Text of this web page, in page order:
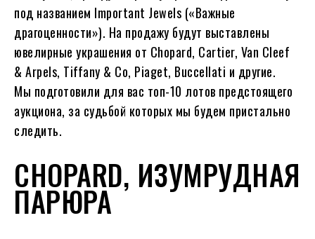
под названием Important Jewels («Важные
драгоценности»). На продажу будут выставлены
ювелирные украшения от Chopard, Cartier, Van Cleef
& Arpels, Tiffany & Co, Piaget, Buccellati и другие.
Мы подготовили для вас топ-10 лотов предстоящего
аукциона, за судьбой которых мы будем пристально
следить.
CHOPARD, ИЗУМРУДНАЯ
ПАРЮРА